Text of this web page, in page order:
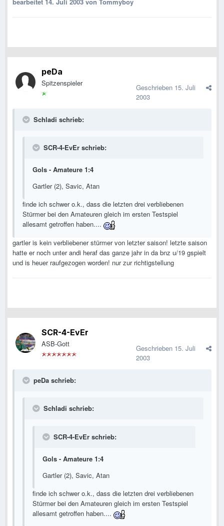
bearbeitet 14. Juli 2003 von Tommyboy
peDa
Spitzenspieler Geschrieben 15. Juli
2003
Schladi schrieb:
SCR-4-EvEr schrieb:
Gols - Amateure 1:4
Gartler (2), Savic, Atan
finde ich schwer o.k., dass die letzten drei verbliebenen
Stürmer bei den Amateuren gleich im ersten Testspiel
allesamt getroffen haben....
gartler is kein verbliebener stürmer von letzter saison! letzte saison
hatte er noch unter andi heraf das ganze jahr in da bnz u/19 gspielt
und is heuer raufgezogen worden! nur zur richtigstellung
SCR-4-EvEr
ASB-Gott Geschrieben 15. Juli
2003
peDa schrieb:
Schladi schrieb:
SCR-4-EvEr schrieb:
Gols - Amateure 1:4
Gartler (2), Savic, Atan
finde ich schwer o.k., dass die letzten drei verbliebenen
Stürmer bei den Amateuren gleich im ersten Testspiel
allesamt getroffen haben....